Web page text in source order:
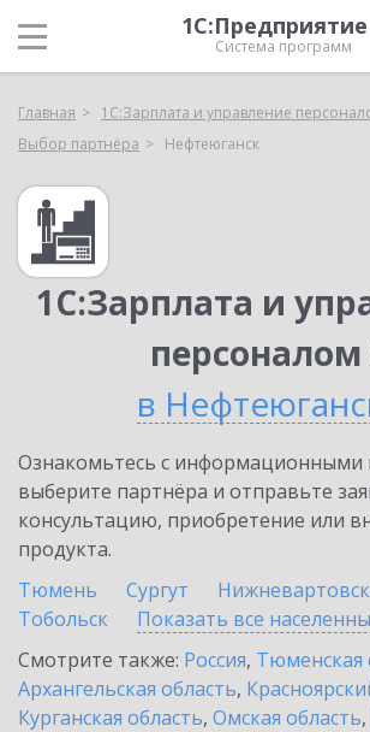
Система программ
Главная
1С:Зарплата и управление
Выбор партнёра
Нефтеюганск
1С:Зарплата и
персоналом
в
Ознакомьтесь с информационными
выберите партнёра и отправьте
консультацию, приобретение или
продукта.
Тюмень
Сургут Нижневартовск
Тобольск
Показать все
Смотрите также: Россия, Тюменская
Архангельская область,
Курганская область, Омская область,